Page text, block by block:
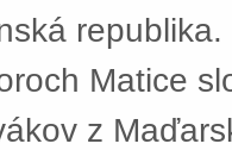
Matice
z